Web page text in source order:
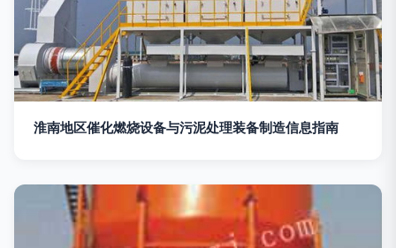
淮南地区催化燃烧设备与污泥处理装备制造信息指南